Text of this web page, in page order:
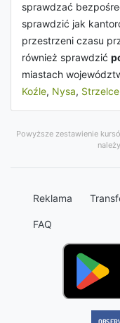
sprawdzać
sprawdzić jak
przestrzeni czasu
również sprawdzić
miastach
Koźle, Nysa,
Powyższe zestawienie
Reklama
FAQ